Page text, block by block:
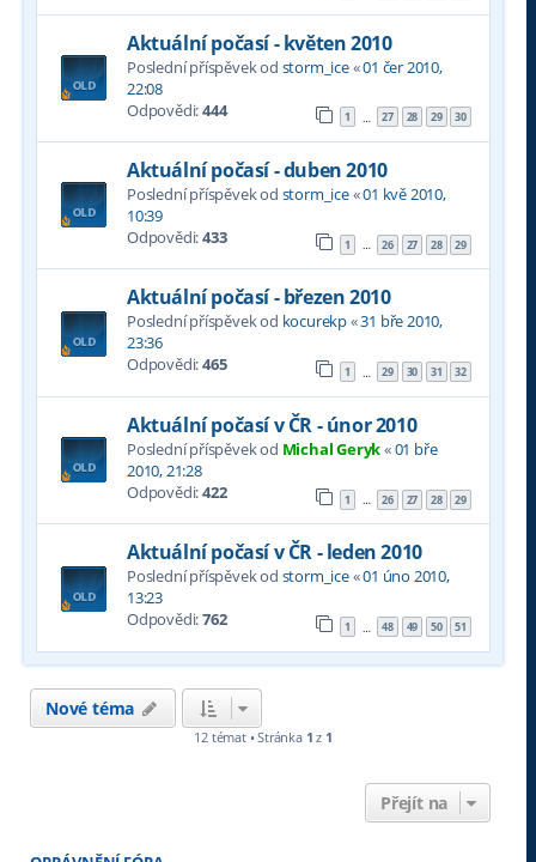
Aktuální počasí - květen 2010
Poslední příspěvek od storm_ice«01 čer 2010,
22:08
Odpovědi:444 1 … 27 28 29 30
Aktuální počasí - duben 2010
Poslední příspěvek od storm_ice«01 kvě 2010,
10:39
Odpovědi:433 1 … 26 27 28 29
Aktuální počasí - březen 2010
Poslední příspěvek od kocurekp«31 bře 2010,
23:36
Odpovědi:465 1 … 29 30 31 32
Aktuální počasí v ČR - únor 2010
Poslední příspěvek od Michal Geryk«01 bře
2010, 21:28
Odpovědi:422 1 … 26 27 28 29
Aktuální počasí v ČR - leden 2010
Poslední příspěvek od storm_ice«01 úno 2010,
13:23
Odpovědi:762 1 … 48 49 50 51
Nové téma
12 témat • Stránka 1 z 1
Přejít na